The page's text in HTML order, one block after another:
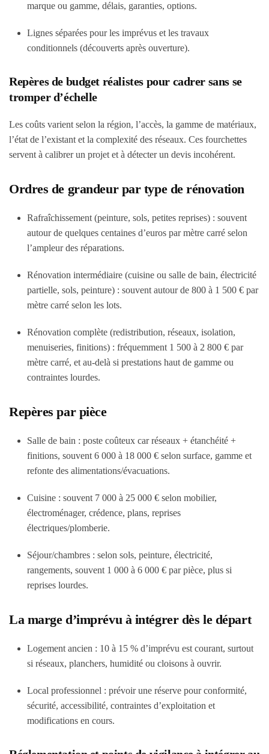
marque ou gamme, délais, garanties, options.
Lignes séparées pour les imprévus et les travaux
conditionnels (découverts après ouverture).
Repères de budget réalistes pour cadrer sans se
tromper d’échelle
Les coûts varient selon la région, l’accès, la gamme de matériaux,
l’état de l’existant et la complexité des réseaux. Ces fourchettes
servent à calibrer un projet et à détecter un devis incohérent.
Ordres de grandeur par type de rénovation
Rafraîchissement (peinture, sols, petites reprises) : souvent
autour de quelques centaines d’euros par mètre carré selon
l’ampleur des réparations.
Rénovation intermédiaire (cuisine ou salle de bain, électricité
partielle, sols, peinture) : souvent autour de 800 à 1 500 € par
mètre carré selon les lots.
Rénovation complète (redistribution, réseaux, isolation,
menuiseries, finitions) : fréquemment 1 500 à 2 800 € par
mètre carré, et au-delà si prestations haut de gamme ou
contraintes lourdes.
Repères par pièce
Salle de bain : poste coûteux car réseaux + étanchéité +
finitions, souvent 6 000 à 18 000 € selon surface, gamme et
refonte des alimentations/évacuations.
Cuisine : souvent 7 000 à 25 000 € selon mobilier,
électroménager, crédence, plans, reprises
électriques/plomberie.
Séjour/chambres : selon sols, peinture, électricité,
rangements, souvent 1 000 à 6 000 € par pièce, plus si
reprises lourdes.
La marge d’imprévu à intégrer dès le départ
Logement ancien : 10 à 15 % d’imprévu est courant, surtout
si réseaux, planchers, humidité ou cloisons à ouvrir.
Local professionnel : prévoir une réserve pour conformité,
sécurité, accessibilité, contraintes d’exploitation et
modifications en cours.